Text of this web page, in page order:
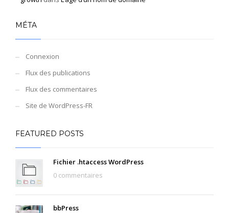
MÉTA
Connexion
Flux des publications
Flux des commentaires
Site de WordPress-FR
FEATURED POSTS
Fichier .htaccess WordPress
0 commentaires
bbPress